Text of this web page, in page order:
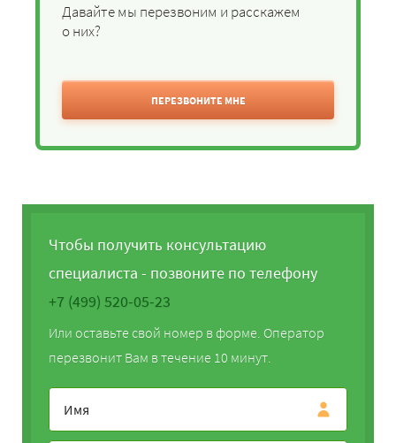
Давайте мы перезвоним и расскажем
о них?
ПЕРЕЗВОНИТЕ МНЕ
Чтобы получить консультацию
специалиста - позвоните по телефону
+7 (499) 520-05-23
Или оставьте свой номер в форме. Оператор
перезвонит Вам в течение 10 минут.